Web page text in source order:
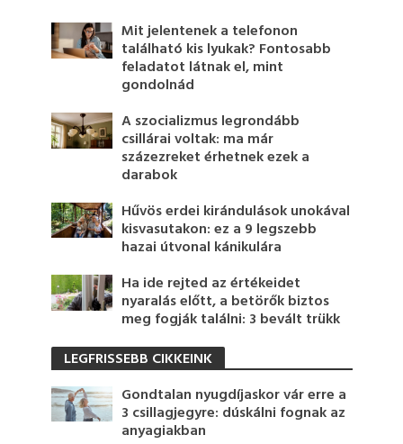
Mit jelentenek a telefonon
található kis lyukak? Fontosabb
feladatot látnak el, mint
gondolnád
A szocializmus legrondább
csillárai voltak: ma már
százezreket érhetnek ezek a
darabok
Hűvös erdei kirándulások unokával
kisvasutakon: ez a 9 legszebb
hazai útvonal kánikulára
Ha ide rejted az értékeidet
nyaralás előtt, a betörők biztos
meg fogják találni: 3 bevált trükk
LEGFRISSEBB CIKKEINK
Gondtalan nyugdíjaskor vár erre a
3 csillagjegyre: dúskálni fognak az
anyagiakban